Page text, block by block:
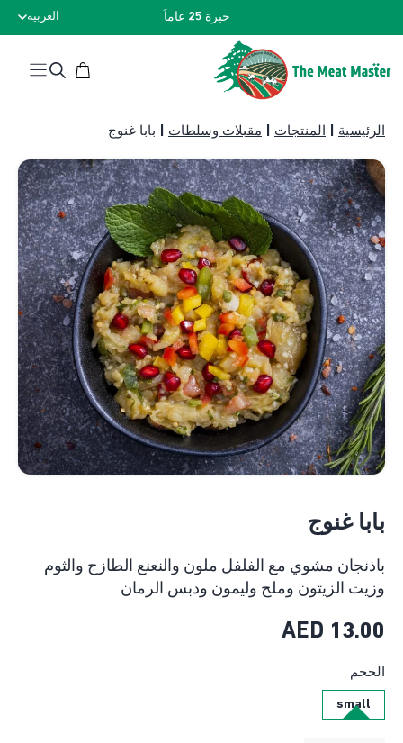
خبرة 25 عاماً العربية
الرئيسية المنتجات مقبلات وسلطات بابا غنوج
بابا غنوج
باذنجان مشوي مع الفلفل ملون والنعنع الطازج والثوم
وزيت الزيتون وملح وليمون ودبس الرمان
13.00
AED
الحجم
small